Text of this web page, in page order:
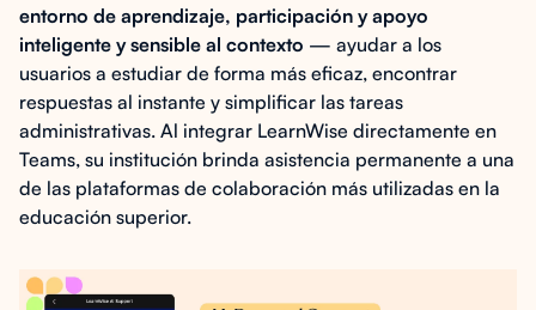
entorno de aprendizaje, participación y apoyo
inteligente y sensible al contexto — ayudar a los
usuarios a estudiar de forma más eficaz, encontrar
respuestas al instante y simplificar las tareas
administrativas. Al integrar LearnWise directamente en
Teams, su institución brinda asistencia permanente a una
de las plataformas de colaboración más utilizadas en la
educación superior.